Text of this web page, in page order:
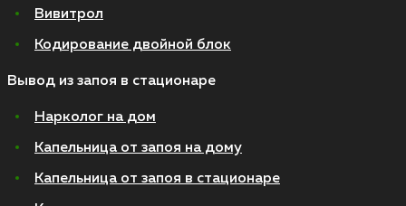
Вивитрол
Кодирование двойной блок
Вывод из запоя в стационаре
Нарколог на дом
Капельница от запоя на дому
Капельница от запоя в стационаре